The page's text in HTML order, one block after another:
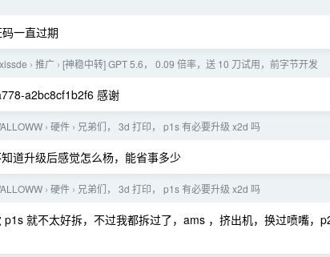
一直过期
› 推广 › [神稳中转] GPT 5.6， 0.09 倍率，送 10 刀试用，前字节开发
a2bc8cf1b2f6 感谢
› 硬件 › 兄弟们， 3d 打印， p1s 有必要升级 x2d 吗
道升级后感觉怎么杨，能省事多少
› 硬件 › 兄弟们， 3d 打印， p1s 有必要升级 x2d 吗
p1s 就不太好拆，不过我都拆过了，ams ，挤出机，换过喷嘴，